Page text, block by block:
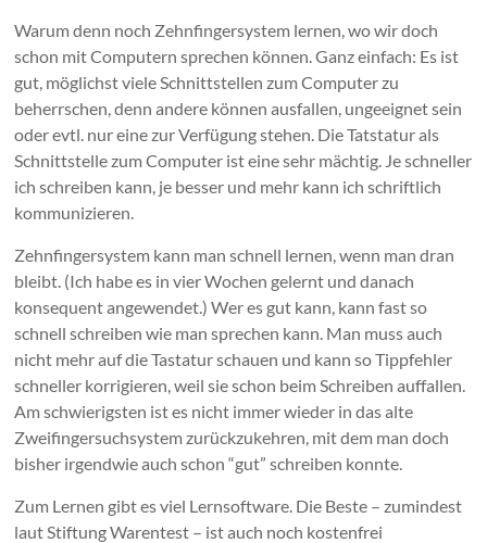
Warum denn noch Zehnfingersystem lernen, wo wir doch
schon mit Computern sprechen können. Ganz einfach: Es ist
gut, möglichst viele Schnittstellen zum Computer zu
beherrschen, denn andere können ausfallen, ungeeignet sein
oder evtl. nur eine zur Verfügung stehen. Die Tatstatur als
Schnittstelle zum Computer ist eine sehr mächtig. Je schneller
ich schreiben kann, je besser und mehr kann ich schriftlich
kommunizieren.
Zehnfingersystem kann man schnell lernen, wenn man dran
bleibt. (Ich habe es in vier Wochen gelernt und danach
konsequent angewendet.) Wer es gut kann, kann fast so
schnell schreiben wie man sprechen kann. Man muss auch
nicht mehr auf die Tastatur schauen und kann so Tippfehler
schneller korrigieren, weil sie schon beim Schreiben auffallen.
Am schwierigsten ist es nicht immer wieder in das alte
Zweifingersuchsystem zurückzukehren, mit dem man doch
bisher irgendwie auch schon “gut” schreiben konnte.
Zum Lernen gibt es viel Lernsoftware. Die Beste – zumindest
laut Stiftung Warentest – ist auch noch kostenfrei